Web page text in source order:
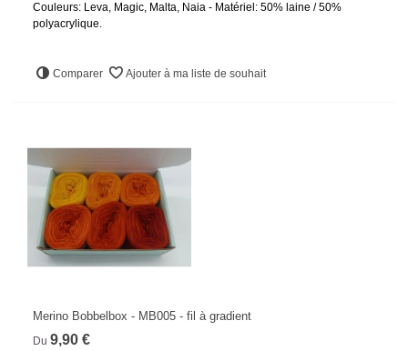
Couleurs: Leva, Magic, Malta, Naia - Matériel: 50% laine / 50%
polyacrylique.
Comparer Ajouter à ma liste de souhait
Merino Bobbelbox - MB005 - fil à gradient
Du 9,90 €